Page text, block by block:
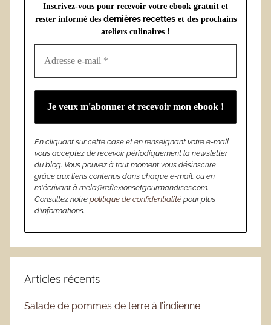
Inscrivez-vous pour recevoir votre ebook gratuit et
rester informé des dernières recettes et des prochains
ateliers culinaires !
En cliquant sur cette case et en renseignant votre e-mail,
vous acceptez de recevoir périodiquement la newsletter
du blog. Vous pouvez à tout moment vous désinscrire
grâce aux liens contenus dans chaque e-mail, ou en
m'écrivant à mela@reflexionsetgourmandises.com.
Consultez notre politique de confidentialité pour plus
d’informations.
Articles récents
Salade de pommes de terre à l’indienne